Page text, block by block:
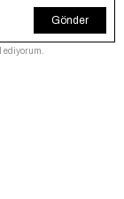
Gönder
ediyorum.